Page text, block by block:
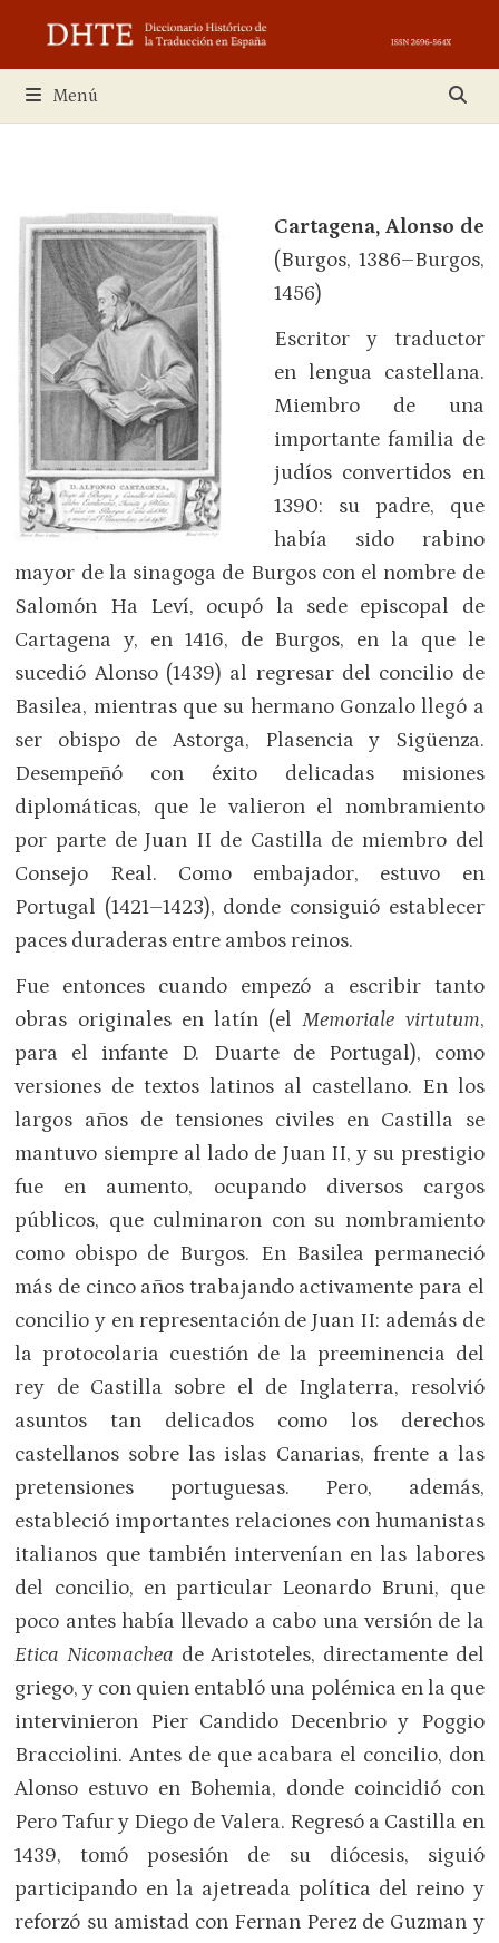
contenido
Menú
Cartagena, Alonso de
(Burgos, 1386–Burgos,
1456)
Escritor y traductor
en lengua castellana.
Miembro de una
importante familia de
judíos convertidos en
1390: su padre, que
había sido rabino
mayor de la sinagoga de Burgos con el nombre de
Salomón Ha Leví, ocupó la sede episcopal de
Cartagena y, en 1416, de Burgos, en la que le
sucedió Alonso (1439) al regresar del concilio de
Basilea, mientras que su hermano Gonzalo llegó a
ser obispo de Astorga, Plasencia y Sigüenza.
Desempeñó con éxito delicadas misiones
diplomáticas, que le valieron el nombramiento
por parte de Juan II de Castilla de miembro del
Consejo Real. Como embajador, estuvo en
Portugal (1421–1423), donde consiguió establecer
paces duraderas entre ambos reinos.
Fue entonces cuando empezó a escribir tanto
obras originales en latín (elMemoriale virtutum,
para el infante D. Duarte de Portugal), como
versiones de textos latinos al castellano. En los
largos años de tensiones civiles en Castilla se
mantuvo siempre al lado de Juan II, y su prestigio
fue en aumento, ocupando diversos cargos
públicos, que culminaron con su nombramiento
como obispo de Burgos. En Basilea permaneció
más de cinco años trabajando activamente para el
concilio y en representación de Juan II: además de
la protocolaria cuestión de la preeminencia del
rey de Castilla sobre el de Inglaterra, resolvió
asuntos tan delicados como los derechos
castellanos sobre las islas Canarias, frente a las
pretensiones portuguesas. Pero, además,
estableció importantes relaciones con humanistas
italianos que también intervenían en las labores
del concilio, en particular Leonardo Bruni, que
poco antes había llevado a cabo una versión de la
Etica Nicomachea de Aristoteles, directamente del
griego, y con quien entabló una polémica en la que
intervinieron Pier Candido Decenbrio y Poggio
Bracciolini. Antes de que acabara el concilio, don
Alonso estuvo en Bohemia, donde coincidió con
Pero Tafur y Diego de Valera. Regresó a Castilla en
1439, tomó posesión de su diócesis, siguió
participando en la ajetreada política del reino y
reforzó su amistad con Fernan Perez de Guzman y